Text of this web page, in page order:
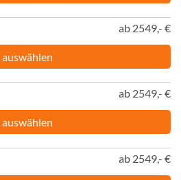
ab 2549,- €
auswählen
ab 2549,- €
auswählen
ab 2549,- €